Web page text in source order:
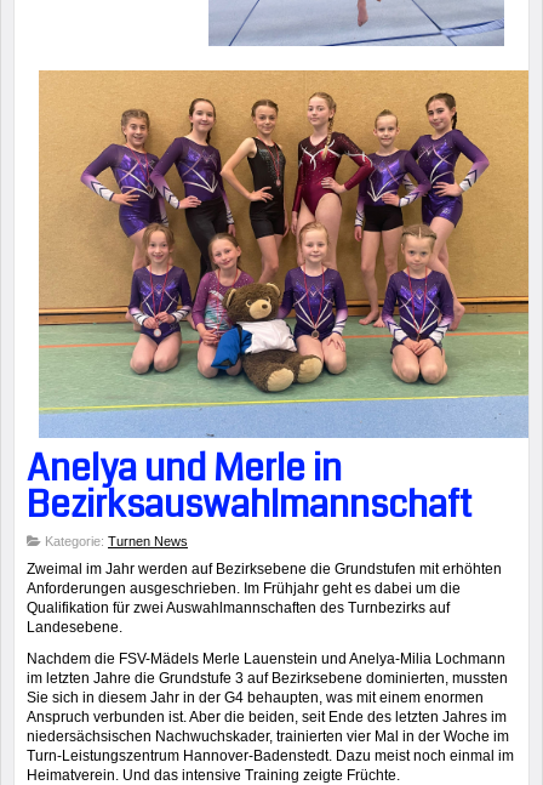
Anelya und Merle in
Bezirksauswahlmannschaft
Kategorie: Turnen News
Zweimal im Jahr werden auf Bezirksebene die Grundstufen mit erhöhten
Anforderungen ausgeschrieben. Im Frühjahr geht es dabei um die
Qualifikation für zwei Auswahlmannschaften des Turnbezirks auf
Landesebene.
Nachdem die FSV-Mädels Merle Lauenstein und Anelya-Milia Lochmann
im letzten Jahre die Grundstufe 3 auf Bezirksebene dominierten, mussten
Sie sich in diesem Jahr in der G4 behaupten, was mit einem enormen
Anspruch verbunden ist. Aber die beiden, seit Ende des letzten Jahres im
niedersächsischen Nachwuchskader, trainierten vier Mal in der Woche im
Turn-Leistungszentrum Hannover-Badenstedt. Dazu meist noch einmal im
Heimatverein. Und das intensive Training zeigte Früchte.